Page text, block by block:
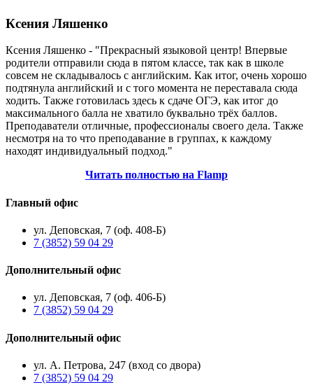
Ксения Ляшенко
Ксения Ляшенко - "Прекрасный языковой центр! Впервые
родители отправили сюда в пятом классе, так как в школе
совсем не складывалось с английским. Как итог, очень хорошо
подтянула английский и с того момента не переставала сюда
ходить. Также готовилась здесь к сдаче ОГЭ, как итог до
максимального балла не хватило буквально трёх баллов.
Преподаватели отличные, профессионалы своего дела. Также
несмотря на то что преподавание в группах, к каждому
находят индивидуальный подход."
Читать полностью на Flamp
Главный офис
ул. Деповская, 7 (оф. 408-Б)
7 (3852) 59 04 29
Дополнительный офис
ул. Деповская, 7 (оф. 406-Б)
7 (3852) 59 04 29
Дополнительный офис
ул. А. Петрова, 247 (вход со двора)
7 (3852) 59 04 29